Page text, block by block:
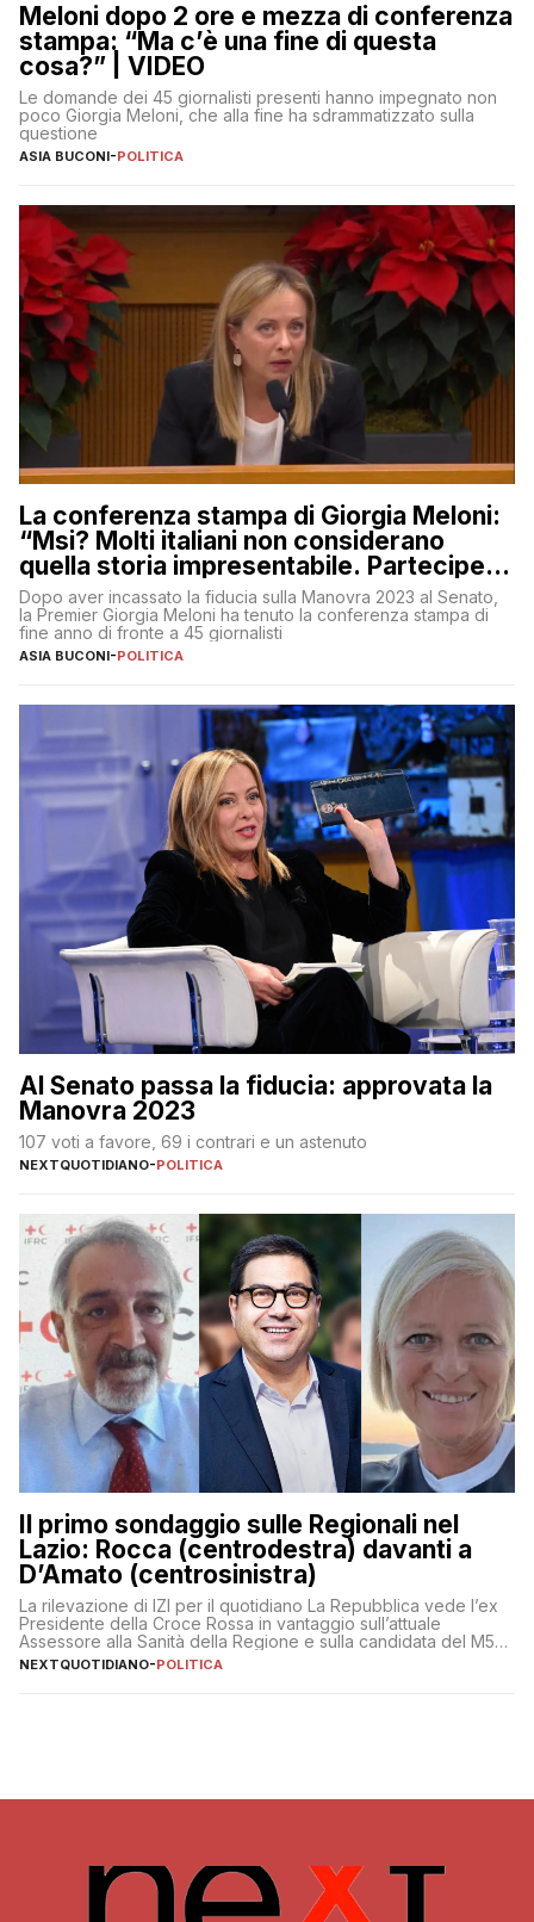
Meloni dopo 2 ore e mezza di conferenza
stampa: “Ma c’è una fine di questa
cosa?” | VIDEO
Le domande dei 45 giornalisti presenti hanno impegnato non
poco Giorgia Meloni, che alla fine ha sdrammatizzato sulla
questione
ASIA BUCONI-POLITICA
La conferenza stampa di Giorgia Meloni:
“Msi? Molti italiani non considerano
quella storia impresentabile. Parteciperò
al 25 aprile”
Dopo aver incassato la fiducia sulla Manovra 2023 al Senato,
la Premier Giorgia Meloni ha tenuto la conferenza stampa di
fine anno di fronte a 45 giornalisti
ASIA BUCONI-POLITICA
Al Senato passa la fiducia: approvata la
Manovra 2023
107 voti a favore, 69 i contrari e un astenuto
NEXTQUOTIDIANO-POLITICA
Il primo sondaggio sulle Regionali nel
Lazio: Rocca (centrodestra) davanti a
D’Amato (centrosinistra)
La rilevazione di IZI per il quotidiano La Repubblica vede l’ex
Presidente della Croce Rossa in vantaggio sull’attuale
Assessore alla Sanità della Regione e sulla candidata del M5S
Donatella Bianchi
NEXTQUOTIDIANO-POLITICA